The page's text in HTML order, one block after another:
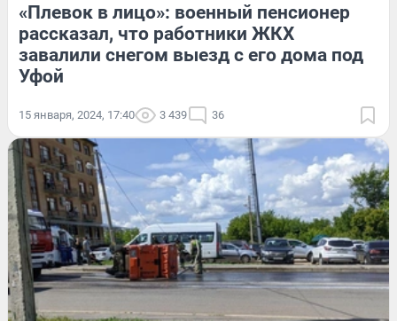
«Плевок в лицо»: военный пенсионер
рассказал, что работники ЖКХ
завалили снегом выезд с его дома под
Уфой
15 января, 2024, 17:40 3 439 36